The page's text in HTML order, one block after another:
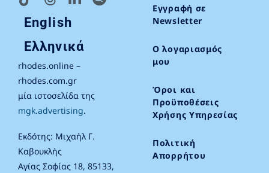
English
Ελληνικά
rhodes.online –
rhodes.com.gr
μία ιστοσελίδα της
mgk.advertising.
Εκδότης: Μιχαήλ Γ.
Καβουκλής
Αγίας Σοφίας 18, 85133,
Εγγραφή σε
Newsletter
Ο λογαριασμός
μου
Όροι και
Προϋποθέσεις
Χρήσης Υπηρεσίας
Πολιτική
Απορρήτου